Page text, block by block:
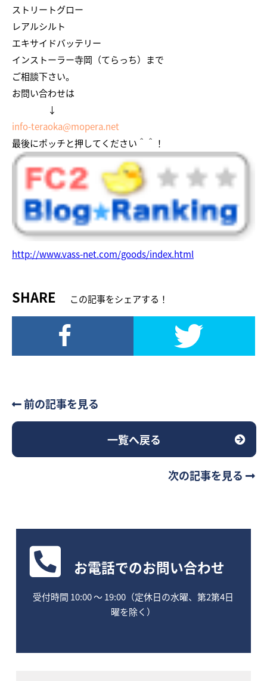
ストリートグロー
レアルシルト
エキサイドバッテリー
インストーラー寺岡（てらっち）まで
ご相談下さい。
お問い合わせは
↓
info-teraoka@mopera.net
最後にポッチと押してください＾＾！
http://www.vass-net.com/goods/index.html
SHARE この記事をシェアする！
前の記事を見る
一覧へ戻る
次の記事を見る
お電話でのお問い合わせ
受付時間 10:00 〜 19:00（定休日の水曜、第2第4日
曜を除く）